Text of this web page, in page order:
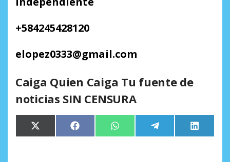
+584245428120
elopez0333@gmail.com
Caiga Quien Caiga Tu fuente de
noticias SIN CENSURA
Compartir
en
X
(Twitter)
Compartir
en
Facebook Compartir
en
WhatsApp Compartir
en
Telegram
en
LinkedIn